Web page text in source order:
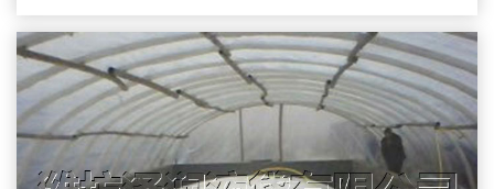
宏伟目标。其中综合利用沼气池就是改变农
村环境的一个重要途径"